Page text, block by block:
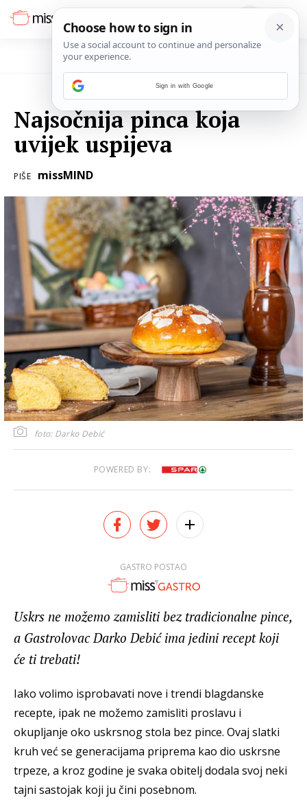
Najsočnija pinca koja
uvijek uspijeva
PIŠE missMIND
foto: Darko Debić
POWERED BY:
GASTRO POSTAO
Uskrs ne možemo zamisliti bez tradicionalne pince,
a Gastrolovac Darko Debić ima jedini recept koji
će ti trebati!
Iako volimo isprobavati nove i trendi blagdanske
recepte, ipak ne možemo zamisliti proslavu i
okupljanje oko uskrsnog stola bez pince. Ovaj slatki
kruh već se generacijama priprema kao dio uskrsne
trpeze, a kroz godine je svaka obitelj dodala svoj neki
tajni sastojak koji ju čini posebnom.
Sign in with Google